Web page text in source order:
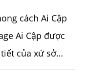
cách Ai Cập
Ai Cập được
của xứ sở…